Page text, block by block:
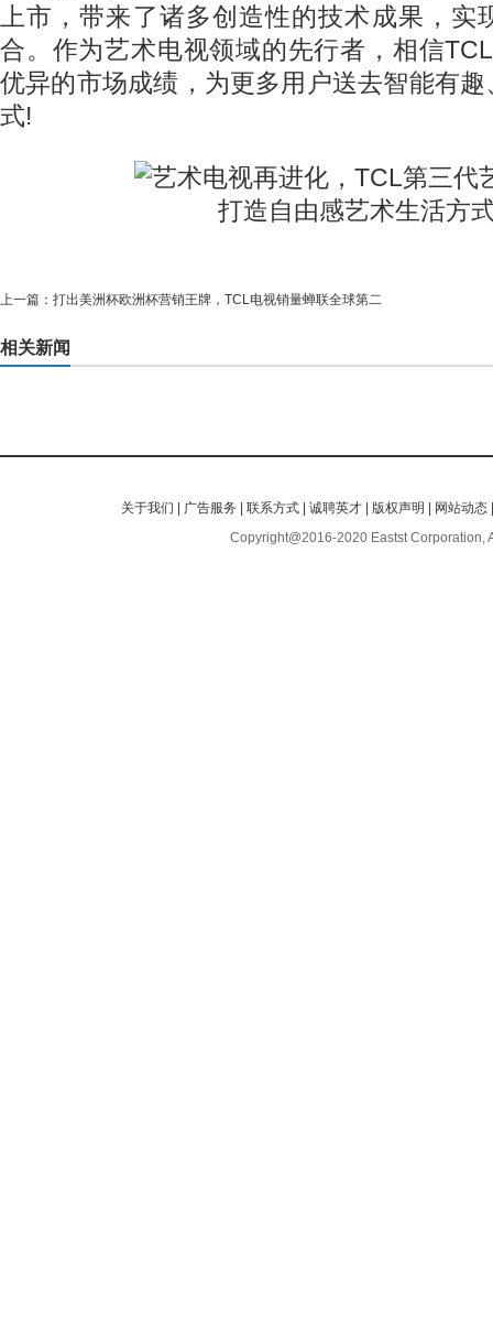
上市，带来了诸多创造性的技术成果，实
合。作为艺术电视领域的先行者，相信
优异的市场成绩，为更多用户送去智能有
式!
上一篇： 打出美洲杯欧洲杯营销王牌，TCL电视销量蝉联全球第二
相关新闻
关于我们 | 广告服务 | 联系方式 | 诚聘英才 | 版权声明 | 网站动态
Copyright@2016-2020 Eastst Corporation,